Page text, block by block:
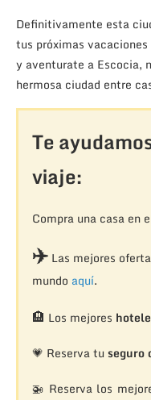
Definitivamente esta
tus próximas
y aventurate a Escocia,
hermosa ciudad entre
Te
viaje:
Compra una casa en
✈️Las mejores
mundo aquí.
🏨 Los mejores
💗 Reserva tu seguro
🚁 Reserva los